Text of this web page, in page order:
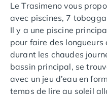
Camping Languedoc-
Camping Aude
Camping Gruissan
Camping Narbonne-
Camping Sigean
Camping Gard
Camping Aigues-Mortes
Le Trasimeno vous
avec piscines, 7
Il y a une piscine
pour faire des longueurs
durant les chaudes
bassin principal, se
avec un jeu d’eau en
temps de lire au soleil